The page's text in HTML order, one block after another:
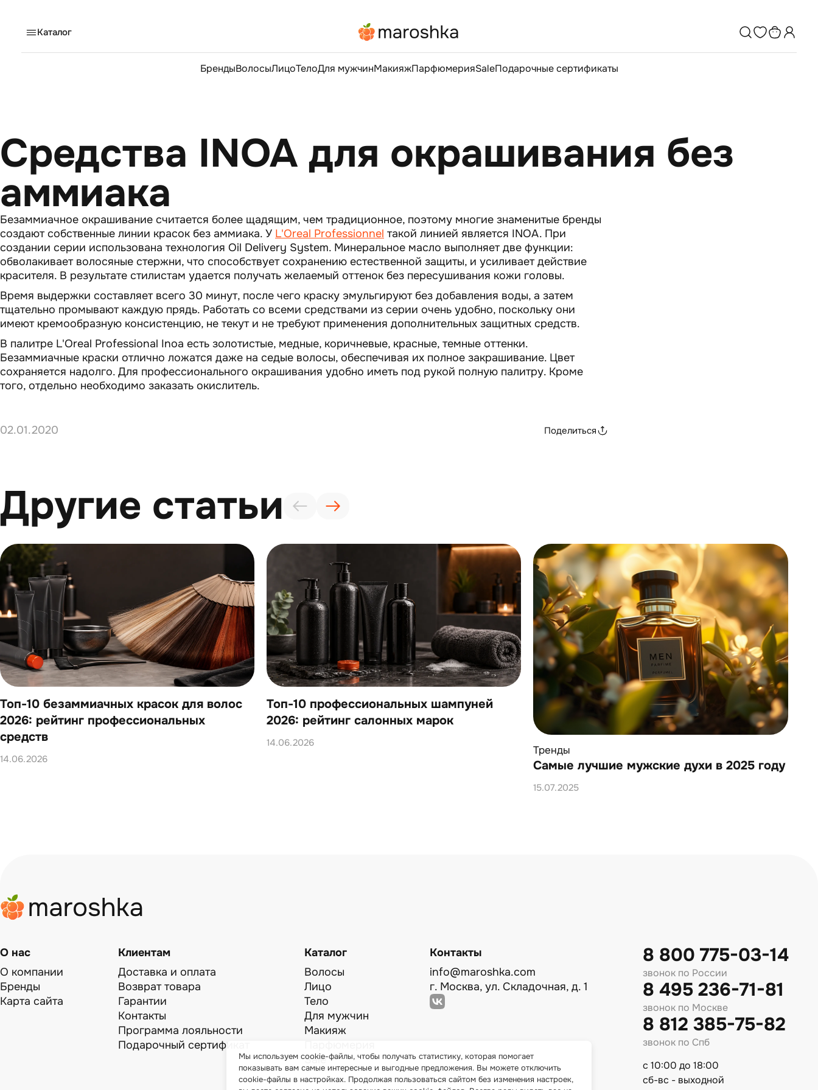
Каталог
БрендыВолосыЛицоТелоДля мужчинМакияжПарфюмерияSaleПодарочные сертификаты
Средства INOA для окрашивания без
аммиака
Безаммиачное окрашивание считается более щадящим, чем традиционное, поэтому многие знаменитые бренды
создают собственные линии красок без аммиака. У L'Oreal Professionnel такой линией является INOA. При
создании серии использована технология Oil Delivery System. Минеральное масло выполняет две функции:
обволакивает волосяные стержни, что способствует сохранению естественной защиты, и усиливает действие
красителя. В результате стилистам удается получать желаемый оттенок без пересушивания кожи головы.
Время выдержки составляет всего 30 минут, после чего краску эмульгируют без добавления воды, а затем
тщательно промывают каждую прядь. Работать со всеми средствами из серии очень удобно, поскольку они
имеют кремообразную консистенцию, не текут и не требуют применения дополнительных защитных средств.
В палитре L'Oreal Professional Inoa есть золотистые, медные, коричневые, красные, темные оттенки.
Безаммиачные краски отлично ложатся даже на седые волосы, обеспечивая их полное закрашивание. Цвет
сохраняется надолго. Для профессионального окрашивания удобно иметь под рукой полную палитру. Кроме
того, отдельно необходимо заказать окислитель.
02.01.2020 Поделиться
Другие статьи
Топ-10 безаммиачных красок для волос
2026: рейтинг профессиональных
средств
14.06.2026
Топ-10 профессиональных шампуней
2026: рейтинг салонных марок
14.06.2026
Тренды
Самые лучшие мужские духи в 2025 году
15.07.2025
О нас
О компании
Бренды
Карта сайта
Клиентам
Доставка и оплата
Возврат товара
Гарантии
Контакты
Программа лояльности
Подарочный сертификат
Каталог
Волосы
Лицо
Тело
Для мужчин
Макияж
Sale
Контакты
info@maroshka.com
г. Москва, ул. Складочная, д. 1
8 800 775-03-14
звонок по России
8 495 236-71-81
звонок по Москве
8 812 385-75-82
звонок по Спб
с 10:00 до 18:00
сб-вс - выходной
Мы используем cookie-файлы, чтобы получать статистику, которая помогает
показывать вам самые интересные и выгодные предложения. Вы можете отключить
cookie-файлы в настройках. Продолжая пользоваться сайтом без изменения настроек,